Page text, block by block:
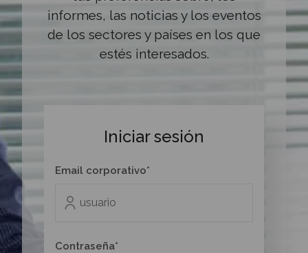
informes, las noticias y los eventos
de los sectores y países en los que
estés interesados.
Iniciar sesión
Email corporativo*
Contraseña*